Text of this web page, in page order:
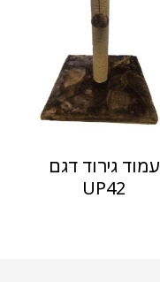
עמוד גירוד דגם
UP42